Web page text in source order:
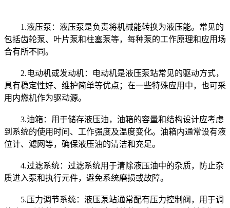
1.液压泵：液压泵是负责将机械能转换为液压能。常见的
包括齿轮泵、叶片泵和柱塞泵等，每种泵的工作原理和应用场
合有所不同。
2.电动机或发动机：电动机是液压泵站常见的驱动方式，
具有稳定性好、维护简单等优点；在一些特殊应用中，也可采
用内燃机作为驱动源。
3.油箱：用于储存液压油，油箱的容量和结构设计应考虑
到系统的使用时间、工作强度及温度变化。油箱内通常设有液
位计、滤网等，确保液压油的清洁和充足。
4.过滤系统：过滤系统用于清除液压油中的杂质，防止杂
质进入泵和执行元件，避免系统磨损或故障。
5.压力调节系统：液压泵站通常配有压力控制阀，用于调